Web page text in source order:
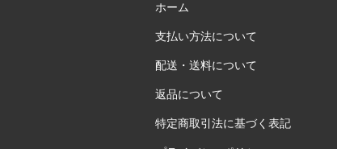
ホーム
支払い方法について
配送・送料について
返品について
特定商取引法に基づく表記